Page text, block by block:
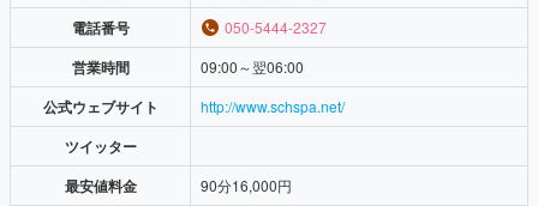
電話番号 050-5444-2327
営業時間 09:00～翌06:00
公式ウェブサイト http://www.schspa.net/
ツイッター
最安値料金
90分16,000円